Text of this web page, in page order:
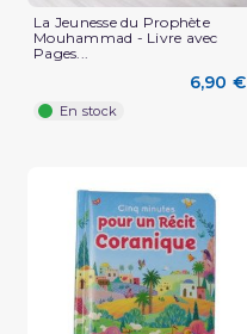
La Jeunesse du Prophète
Mouhammad - Livre avec
Pages...
6,90 €
En stock